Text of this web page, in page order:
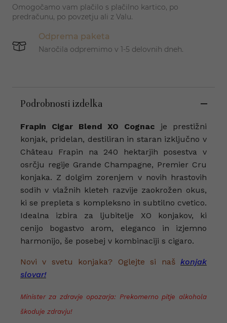
Omogočamo vam plačilo s plačilno kartico, po
predračunu, po povzetju ali z Valu.
Odprema paketa
Naročila odpremimo v 1-5 delovnih dneh.
Podrobnosti izdelka
Frapin Cigar Blend XO Cognac je prestižni
konjak, pridelan, destiliran in staran izključno v
Château Frapin na 240 hektarjih posestva v
osrčju regije Grande Champagne, Premier Cru
konjaka. Z dolgim zorenjem v novih hrastovih
sodih v vlažnih kleteh razvije zaokrožen okus,
ki se prepleta s kompleksno in subtilno cvetico.
Idealna izbira za ljubitelje XO konjakov, ki
cenijo bogastvo arom, eleganco in izjemno
harmonijo, še posebej v kombinaciji s cigaro.
Novi v svetu konjaka? Oglejte si naš konjak
slovar!
Minister za zdravje opozarja: Prekomerno pitje alkohola
škoduje zdravju!